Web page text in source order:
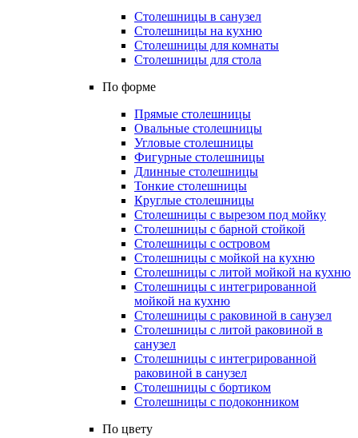
Столешницы в санузел
Столешницы на кухню
Столешницы для комнаты
Столешницы для стола
По форме
Прямые столешницы
Овальные столешницы
Угловые столешницы
Фигурные столешницы
Длинные столешницы
Тонкие столешницы
Круглые столешницы
Столешницы с вырезом под мойку
Столешницы с барной стойкой
Столешницы с островом
Столешницы с мойкой на кухню
Столешницы с литой мойкой на кухню
Столешницы с интегрированной
мойкой на кухню
Столешницы с раковиной в санузел
Столешницы с литой раковиной в
санузел
Столешницы с интегрированной
раковиной в санузел
Столешницы с бортиком
Столешницы с подоконником
По цвету